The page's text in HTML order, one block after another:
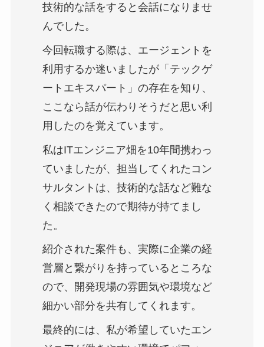
技術的な話をすると会話になりませ
んでした。
今回転職する際は、エージェントを
利用するか迷いましたが「テックゲ
ートエキスパート」の存在を知り、
ここなら話が伝わりそうだと思い利
用したのを覚えています。
私はITエンジニア畑を10年間携わっ
ていましたが、担当してくれたコン
サルタントは、技術的な話など難な
く相談できたので期待が持てまし
た。
紹介された案件も、実際に企業の経
営層と繋がりを持っているところな
ので、開発現場の雰囲気や環境など
細かい部分を共有してくれます。
最終的には、私が希望していたエン